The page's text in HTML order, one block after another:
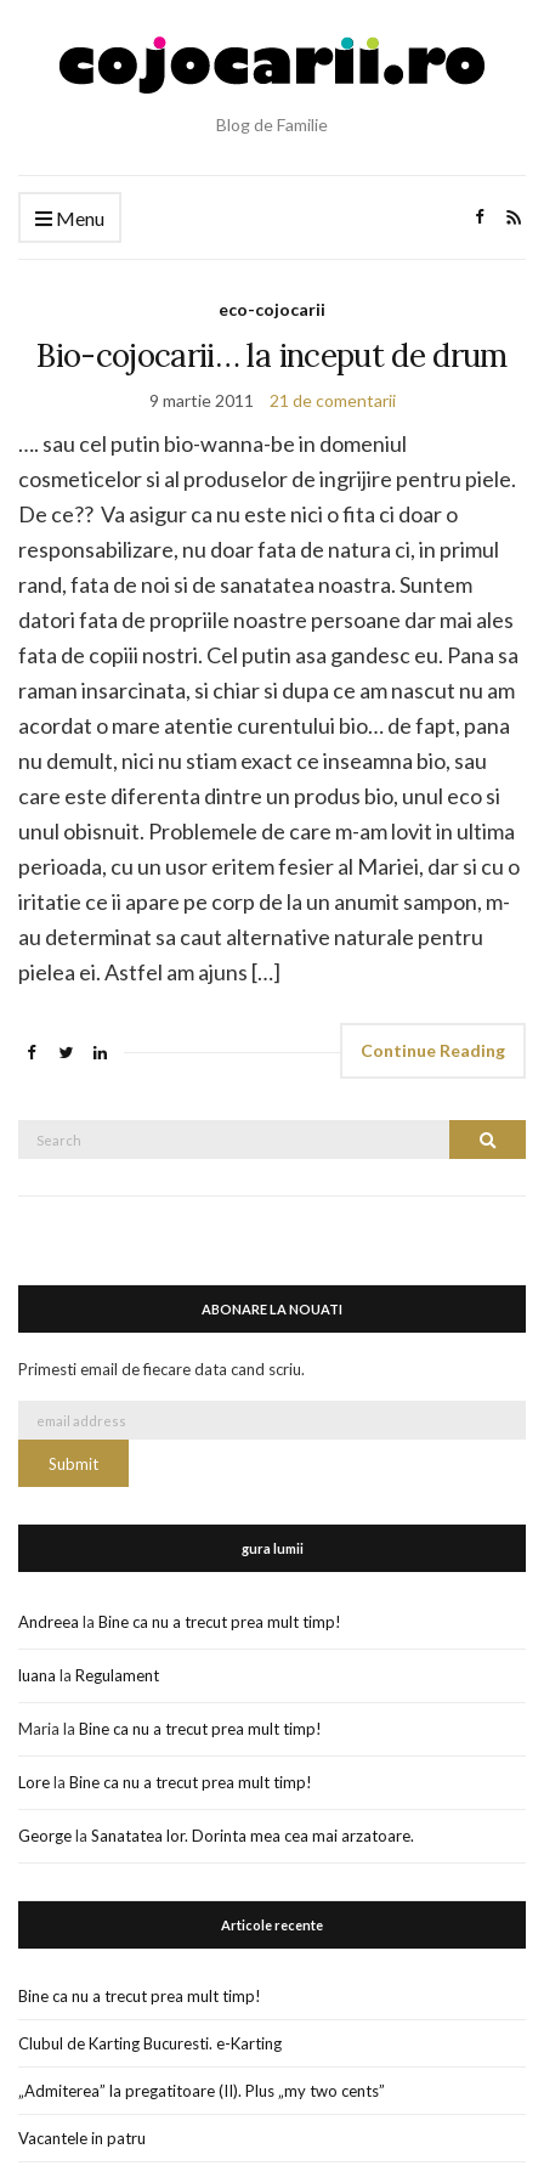
Blog de Familie
Menu
eco-cojocarii
Bio-cojocarii… la inceput de drum
9 martie 2011 21 de comentarii
…. sau cel putin bio-wanna-be in domeniul
cosmeticelor si al produselor de ingrijire pentru piele.
De ce?? Va asigur ca nu este nici o fita ci doar o
responsabilizare, nu doar fata de natura ci, in primul
rand, fata de noi si de sanatatea noastra. Suntem
datori fata de propriile noastre persoane dar mai ales
fata de copiii nostri. Cel putin asa gandesc eu. Pana sa
raman insarcinata, si chiar si dupa ce am nascut nu am
acordat o mare atentie curentului bio… de fapt, pana
nu demult, nici nu stiam exact ce inseamna bio, sau
care este diferenta dintre un produs bio, unul eco si
unul obisnuit. Problemele de care m-am lovit in ultima
perioada, cu un usor eritem fesier al Mariei, dar si cu o
iritatie ce ii apare pe corp de la un anumit sampon, m-
au determinat sa caut alternative naturale pentru
pielea ei. Astfel am ajuns […]
Continue Reading
Search
ABONARE LA NOUATI
Primesti email de fiecare data cand scriu.
gura lumii
Andreea la Bine ca nu a trecut prea mult timp!
luana la Regulament
Maria la Bine ca nu a trecut prea mult timp!
Lorela Bine ca nu a trecut prea mult timp!
Georgela Sanatatea lor. Dorinta mea cea mai arzatoare.
Articole recente
Bine ca nu a trecut prea mult timp!
Clubul de Karting Bucuresti. e-Karting
„Admiterea” la pregatitoare (II). Plus „my two cents”
Vacantele in patru